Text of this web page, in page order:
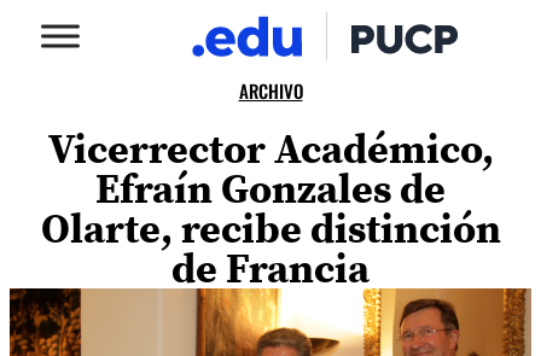
ARCHIVO
Vicerrector Académico,
Efraín Gonzales de
Olarte, recibe distinción
de Francia